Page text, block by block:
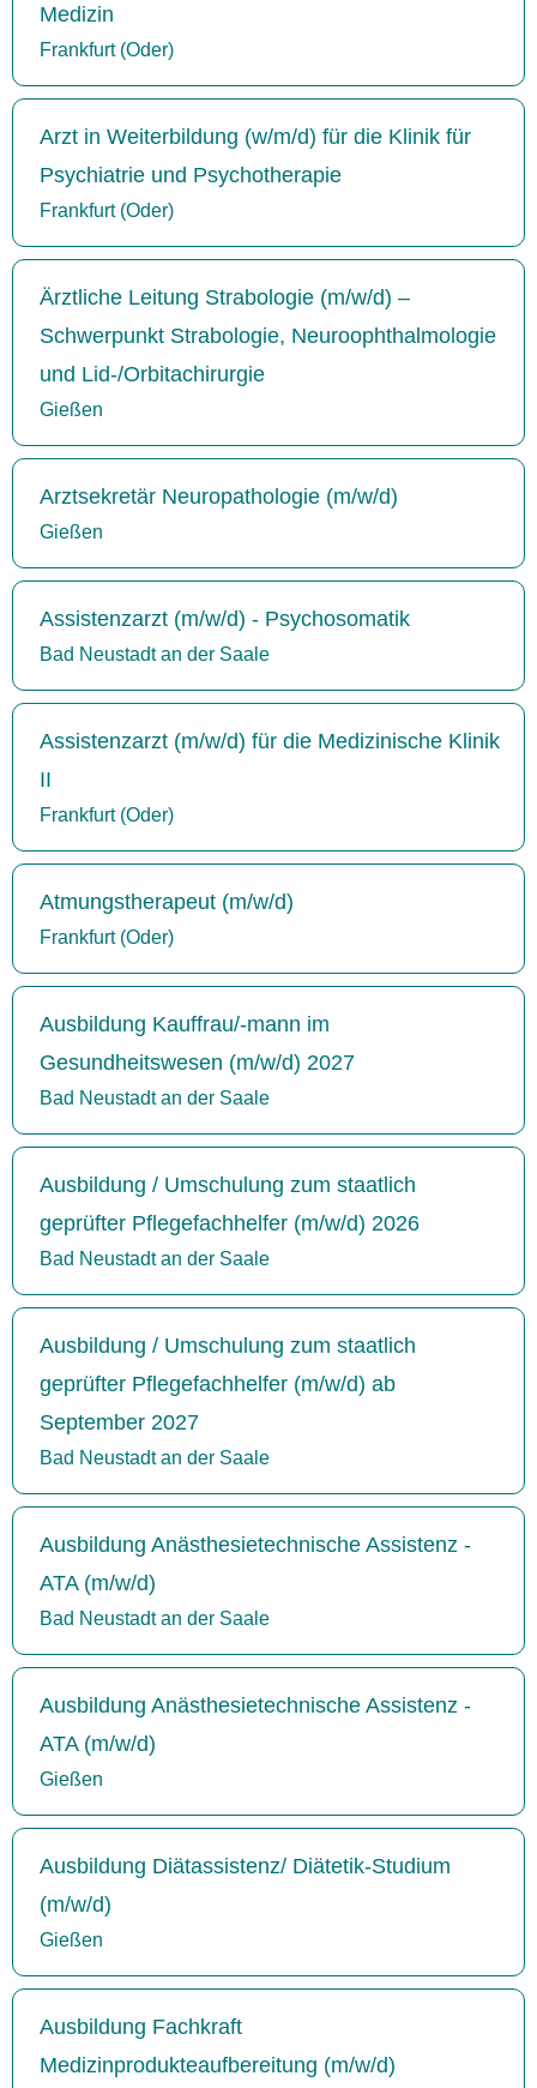
Medizin
Frankfurt (Oder)
Arzt in Weiterbildung (w/m/d) für die Klinik für
Psychiatrie und Psychotherapie
Frankfurt (Oder)
Ärztliche Leitung Strabologie (m/w/d) –
Schwerpunkt Strabologie, Neuroophthalmologie
und Lid-/Orbitachirurgie
Gießen
Arztsekretär Neuropathologie (m/w/d)
Gießen
Assistenzarzt (m/w/d) - Psychosomatik
Bad Neustadt an der Saale
Assistenzarzt (m/w/d) für die Medizinische Klinik
II
Frankfurt (Oder)
Atmungstherapeut (m/w/d)
Frankfurt (Oder)
Ausbildung Kauffrau/-mann im
Gesundheitswesen (m/w/d) 2027
Bad Neustadt an der Saale
Ausbildung / Umschulung zum staatlich
geprüfter Pflegefachhelfer (m/w/d) 2026
Bad Neustadt an der Saale
Ausbildung / Umschulung zum staatlich
geprüfter Pflegefachhelfer (m/w/d) ab
September 2027
Bad Neustadt an der Saale
Ausbildung Anästhesietechnische Assistenz -
ATA (m/w/d)
Bad Neustadt an der Saale
Ausbildung Anästhesietechnische Assistenz -
ATA (m/w/d)
Gießen
Ausbildung Diätassistenz/ Diätetik-Studium
(m/w/d)
Gießen
Ausbildung Fachkraft
Medizinprodukteaufbereitung (m/w/d)